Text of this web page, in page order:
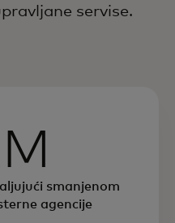
servise.
smanjenom
agencije